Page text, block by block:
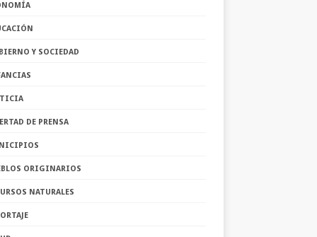
Y SOCIEDAD
DE PRENSA
ORIGINARIOS
NATURALES